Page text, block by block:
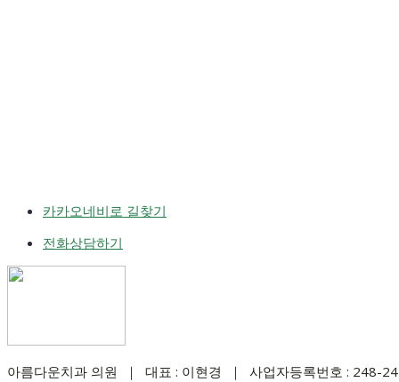
카카오네비로 길찾기
전화상담하기
아름다운치과 의원 ｜ 대표 : 이현경 ｜ 사업자등록번호 : 248-